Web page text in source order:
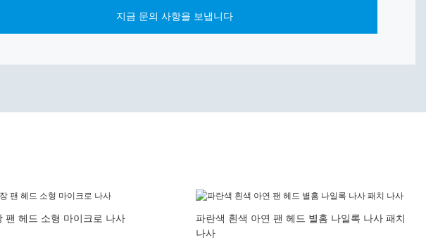
지금 문의 사항을 보냅니다
팬 헤드 소형 마이크로 나사
파란색 흰색 아연 팬 헤드 별홈 나일록 나사 패치
나사